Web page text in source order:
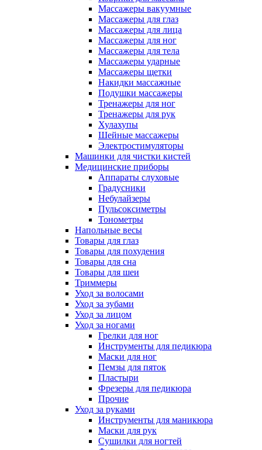
Массажеры вакуумные
Массажеры для глаз
Массажеры для лица
Массажеры для ног
Массажеры для тела
Массажеры ударные
Массажеры щетки
Накидки массажные
Подушки массажеры
Тренажеры для ног
Тренажеры для рук
Хулахупы
Шейные массажеры
Электростимуляторы
Машинки для чистки кистей
Медицинские приборы
Аппараты слуховые
Градусники
Небулайзеры
Пульсоксиметры
Тонометры
Напольные весы
Товары для глаз
Товары для похудения
Товары для сна
Товары для шеи
Триммеры
Уход за волосами
Уход за зубами
Уход за лицом
Уход за ногами
Грелки для ног
Инструменты для педикюра
Маски для ног
Пемзы для пяток
Пластыри
Фрезеры для педикюра
Прочие
Уход за руками
Инструменты для маникюра
Маски для рук
Сушилки для ногтей